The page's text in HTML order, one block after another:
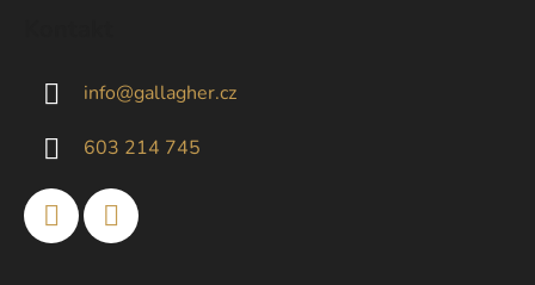
info@gallagher.cz
603 214 745